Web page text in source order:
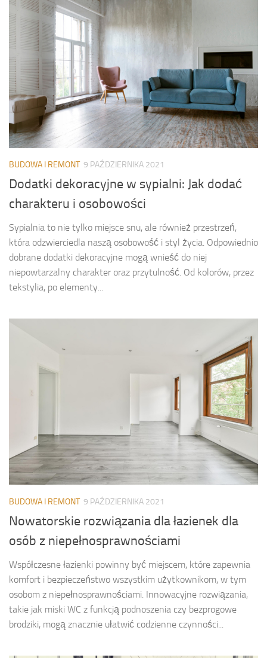
BUDOWA I REMONT 9 PAŹDZIERNIKA 2021
Dodatki dekoracyjne w sypialni: Jak dodać
charakteru i osobowości
Sypialnia to nie tylko miejsce snu, ale również przestrzeń,
która odzwierciedla naszą osobowość i styl życia. Odpowiednio
dobrane dodatki dekoracyjne mogą wnieść do niej
niepowtarzalny charakter oraz przytulność. Od kolorów, przez
tekstylia, po elementy...
BUDOWA I REMONT 9 PAŹDZIERNIKA 2021
Nowatorskie rozwiązania dla łazienek dla
osób z niepełnosprawnościami
Współczesne łazienki powinny być miejscem, które zapewnia
komfort i bezpieczeństwo wszystkim użytkownikom, w tym
osobom z niepełnosprawnościami. Innowacyjne rozwiązania,
takie jak miski WC z funkcją podnoszenia czy bezprogowe
brodziki, mogą znacznie ułatwić codzienne czynności...